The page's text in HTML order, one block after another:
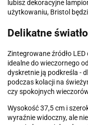
lubisz dekoracyjne
użytkowaniu, Bristol
Delikatne
Zintegrowane źródło LED
idealne do wieczornego
dyskretnie ją podkreśla -
podczas kolacji na
czy spokojnych
Wysokość 37,5 cm i
wyraźnie widoczny, ale